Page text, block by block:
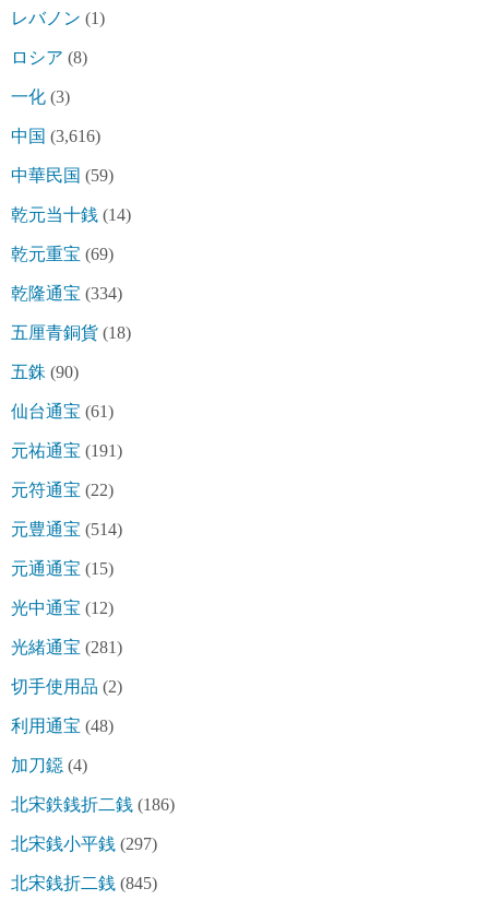
レバノン (1)
ロシア (8)
一化 (3)
中国 (3,616)
中華民国 (59)
乾元当十銭 (14)
乾元重宝 (69)
乾隆通宝 (334)
五厘青銅貨 (18)
五銖 (90)
仙台通宝 (61)
元祐通宝 (191)
元符通宝 (22)
元豊通宝 (514)
元通通宝 (15)
光中通宝 (12)
光緒通宝 (281)
切手使用品 (2)
利用通宝 (48)
加刀鐚 (4)
北宋鉄銭折二銭 (186)
北宋銭小平銭 (297)
北宋銭折二銭 (845)